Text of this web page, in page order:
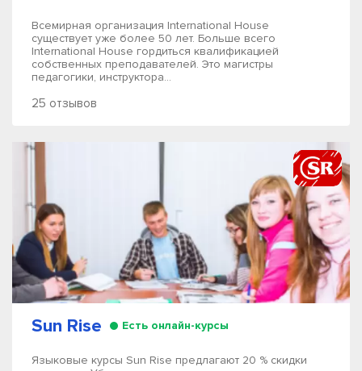
Всемирная организация International House
существует уже более 50 лет. Больше всего
International House гордиться квалификацией
собственных преподавателей. Это магистры
педагогики, инструктора...
25 отзывов
Sun Rise Есть онлайн-курсы
Языковые курсы Sun Rise предлагают 20 % скидки